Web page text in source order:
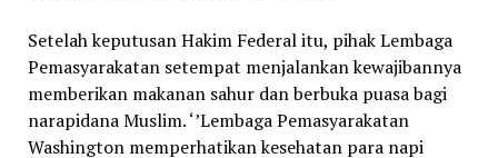
Setelah keputusan Hakim Federal itu, pihak Lembaga
Pemasyarakatan setempat menjalankan kewajibannya
memberikan makanan sahur dan berbuka puasa bagi
narapidana Muslim. ‘’Lembaga Pemasyarakatan
Washington memperhatikan kesehatan para napi